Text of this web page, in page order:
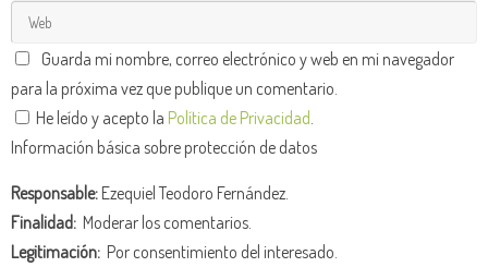
Guarda mi nombre, correo electrónico y web en mi navegador
para la próxima vez que publique un comentario.
He leído y acepto la Política de Privacidad
Información básica sobre protección de datos
Responsable:Ezequiel Teodoro Fernández.
Finalidad: Moderar los comentarios.
Legitimación: Por consentimiento del interesado.